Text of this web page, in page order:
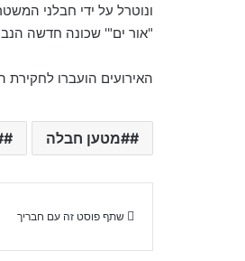
ונוטרל על ידי חבלני
"אור ים"' שכונה חדשה
האירועים הועברו
#מטען חבלה
שתף פוסט זה עם חבריך